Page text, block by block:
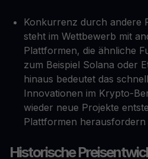
Konkurrenz durch andere
steht im Wettbewerb mit
Plattformen, die ähnliche
zum Beispiel Solana oder
hinaus bedeutet das
Innovationen im Krypto-
wieder neue Projekte
Plattformen herausfordern
Historische